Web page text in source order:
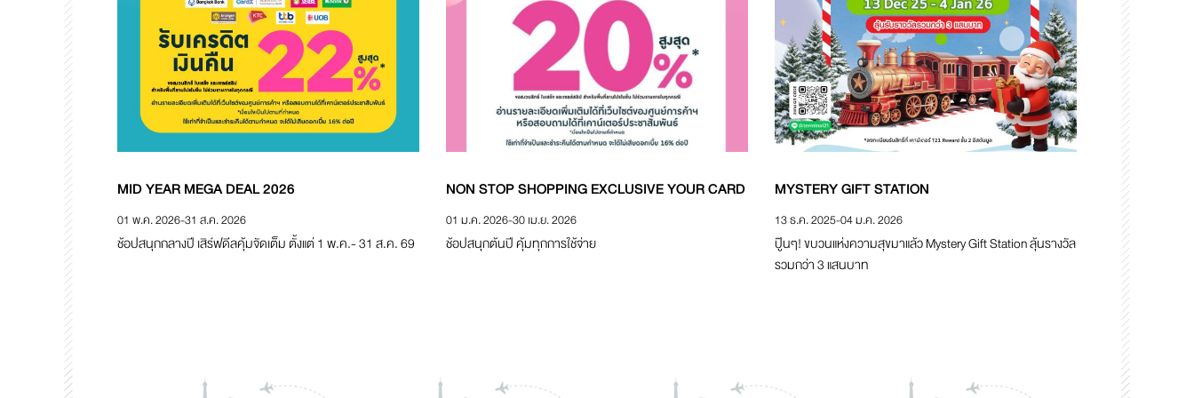
MID YEAR MEGA DEAL 2026
01 พ.ค. 2026-31 ส.ค. 2026
ช้อปสนุกกลางปี เสิร์ฟดีลคุ้มจัดเต็ม ตั้งแต่ 1 พ.ค.- 31 ส.ค. 69
NON STOP SHOPPING EXCLUSIVE YOUR CARD
01 ม.ค. 2026-30 เม.ย. 2026
ช้อปสนุกต้นปี คุ้มทุกการใช้จ่าย
MYSTERY GIFT STATION
13 ธ.ค. 2025-04 ม.ค. 2026
ปู๊นๆ! ขบวนแห่งความสุขมาแล้ว Mystery Gift Station ลุ้นรางวัล
รวมกว่า 3 แสนบาท